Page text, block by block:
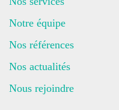
Notre équipe
Nos références
Nos actualités
Nous rejoindre